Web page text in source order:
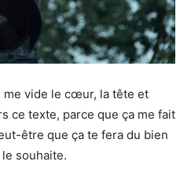
me vide le cœur, la tête et
ce texte, parce que ça me fait
être que ça te fera du bien
souhaite.